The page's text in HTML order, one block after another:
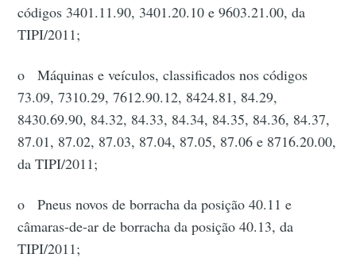
códigos 3401.11.90, 3401.20.10 e 9603.21.00, da
TIPI/2011;
o Máquinas e veículos, classificados nos códigos
73.09, 7310.29, 7612.90.12, 8424.81, 84.29,
8430.69.90, 84.32, 84.33, 84.34, 84.35, 84.36, 84.37,
87.01, 87.02, 87.03, 87.04, 87.05, 87.06 e 8716.20.00,
da TIPI/2011;
o Pneus novos de borracha da posição 40.11 e
câmaras-de-ar de borracha da posição 40.13, da
TIPI/2011;